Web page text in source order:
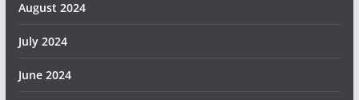
August 2024
July 2024
June 2024